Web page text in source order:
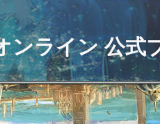
ンライン 公式